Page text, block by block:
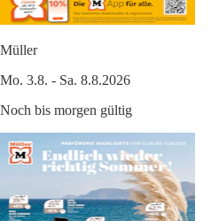
Müller
Mo. 3.8. - Sa. 8.8.2026
Noch bis morgen gültig